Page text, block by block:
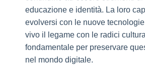
educazione e identità. La loro
evolversi con le nuove
vivo il legame con le radici
fondamentale per preservare
nel mondo digitale.